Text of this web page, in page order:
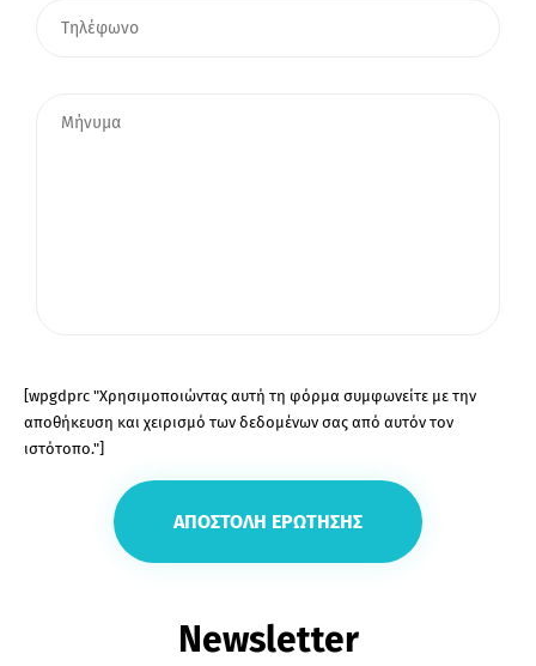
[wpgdprc "Χρησιμοποιώντας αυτή τη φόρμα συμφωνείτε με την
αποθήκευση και χειρισμό των δεδομένων σας από αυτόν τον
ιστότοπο."]
Newsletter